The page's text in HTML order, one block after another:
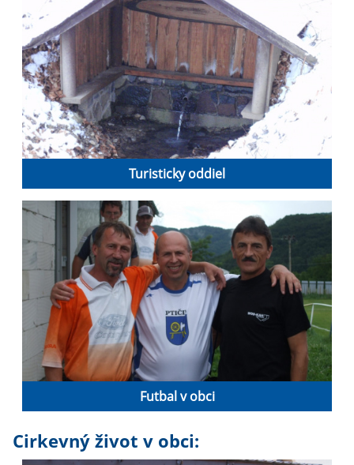
Turisticky oddiel
Futbal v obci
Cirkevný život v obci: